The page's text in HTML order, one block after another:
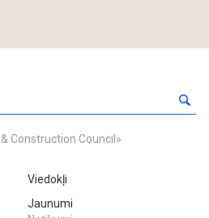
Construction Council»
Viedokļi
Jaunumi